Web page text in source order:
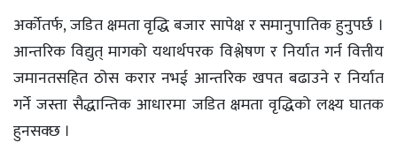
अर्कोतर्फ, जडित क्षमता वृद्धि बजार सापेक्ष र समानुपातिक हुनुपर्छ ।
आन्तरिक विद्युत् मागको यथार्थपरक विश्लेषण र निर्यात गर्न वित्तीय
जमानतसहित ठोस करार नभई आन्तरिक खपत बढाउने र निर्यात
गर्ने जस्ता सैद्धान्तिक आधारमा जडित क्षमता वृद्धिको लक्ष्य घातक
हुनसक्छ ।